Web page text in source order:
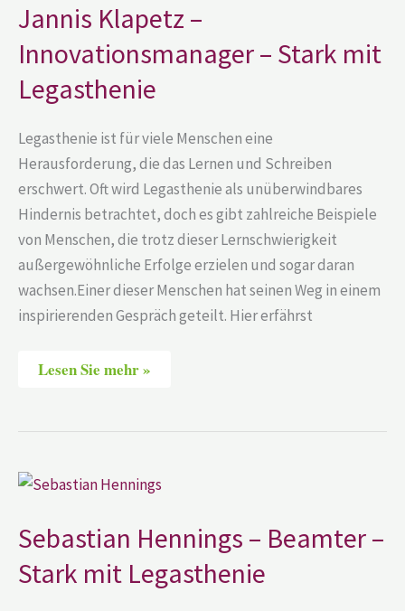
Jannis Klapetz –
Innovationsmanager – Stark mit
Legasthenie
Legasthenie ist für viele Menschen eine
Herausforderung, die das Lernen und Schreiben
erschwert. Oft wird Legasthenie als unüberwindbares
Hindernis betrachtet, doch es gibt zahlreiche Beispiele
von Menschen, die trotz dieser Lernschwierigkeit
außergewöhnliche Erfolge erzielen und sogar daran
wachsen.Einer dieser Menschen hat seinen Weg in einem
inspirierenden Gespräch geteilt. Hier erfährst
Legasthenie
Lesen Sie mehr »
Sebastian Hennings – Beamter –
Stark mit Legasthenie
Sebastian
Hennings
Beamter
–
Stark
mit
Legasthenie